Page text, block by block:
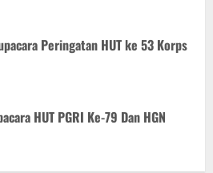
Peringatan HUT ke 53 Korps
HUT PGRI Ke-79 Dan HGN